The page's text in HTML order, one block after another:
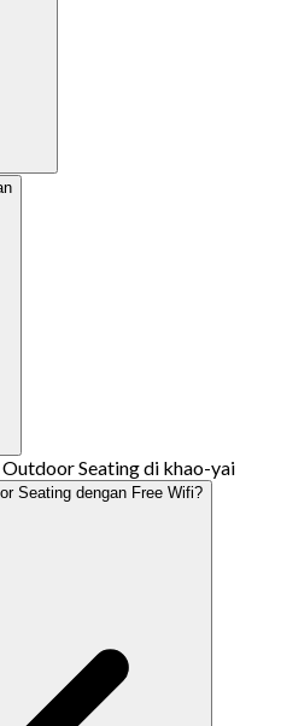
Seating di khao-yai
Seating dengan Free Wifi?